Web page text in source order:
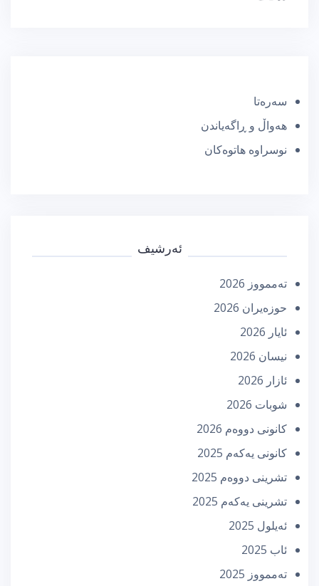
سەرەتا
هەواڵ و ڕاگەیاندن
نوسراوە هاتوەکان
ئەرشیف
تەممووز 2026
حوزه‌یران 2026
ئایار 2026
نیسان 2026
ئازار 2026
شوبات 2026
كانونی دووه‌م 2026
كانونی یه‌كه‌م 2025
تشرینی دووه‌م 2025
تشرینی یه‌كه‌م 2025
ئه‌یلول 2025
ئاب 2025
تەممووز 2025